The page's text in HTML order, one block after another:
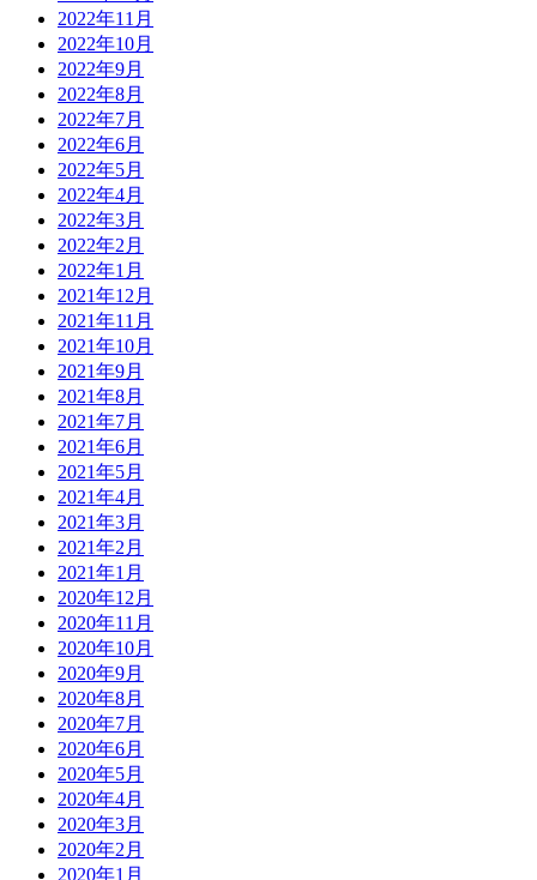
2022年11月
2022年10月
2022年9月
2022年8月
2022年7月
2022年6月
2022年5月
2022年4月
2022年3月
2022年2月
2022年1月
2021年12月
2021年11月
2021年10月
2021年9月
2021年8月
2021年7月
2021年6月
2021年5月
2021年4月
2021年3月
2021年2月
2021年1月
2020年12月
2020年11月
2020年10月
2020年9月
2020年8月
2020年7月
2020年6月
2020年5月
2020年4月
2020年3月
2020年2月
2020年1月